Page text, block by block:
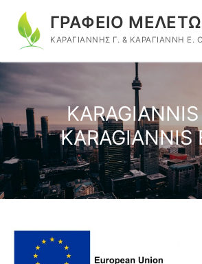
content
ΓΡΑΦΕΙΟ
ΚΑΡΑΓΙΑΝΝΗΣ Γ. & ΚΑΡΑΓΙΑΝΝΗ Ε.
Search for:
KARAGIANNIS